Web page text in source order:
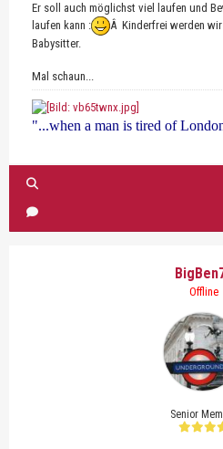
Er soll auch möglichst viel laufen und
laufen kann :
Â Kinderfrei werden
Babysitter.
Mal schaun...
"...when a man is tired of
Offline
Senior